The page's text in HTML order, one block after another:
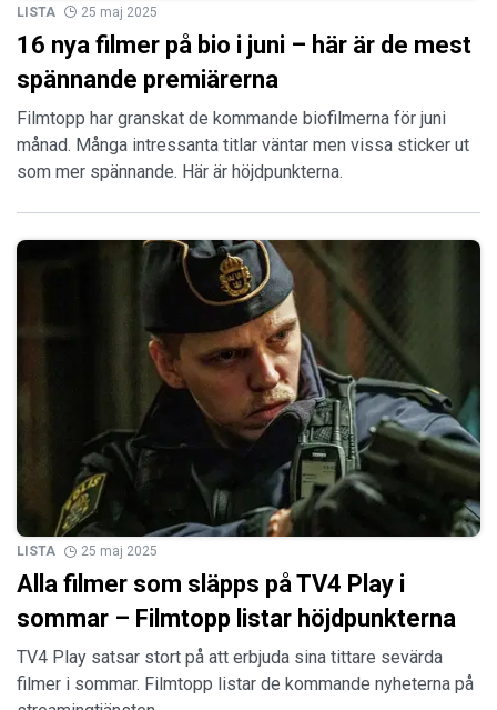
LISTA 25 maj 2025
16 nya filmer på bio i juni – här är de mest
spännande premiärerna
Filmtopp har granskat de kommande biofilmerna för juni
månad. Många intressanta titlar väntar men vissa sticker ut
som mer spännande. Här är höjdpunkterna.
LISTA 25 maj 2025
Alla filmer som släpps på TV4 Play i
sommar – Filmtopp listar höjdpunkterna
TV4 Play satsar stort på att erbjuda sina tittare sevärda
filmer i sommar. Filmtopp listar de kommande nyheterna på